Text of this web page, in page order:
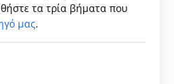
τα τρία βήματα που
μας.